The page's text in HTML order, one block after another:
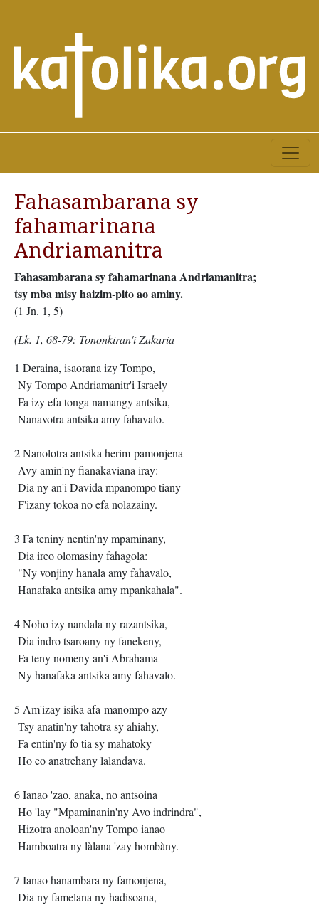
Fahasambarana sy
fahamarinana
Andriamanitra
Fahasambarana sy fahamarinana Andriamanitra;
tsy mba misy haizim-pito ao aminy.
(1 Jn. 1, 5)
(Lk. 1, 68-79: Tononkiran'i Zakaria
1 Deraina, isaorana izy Tompo,
Ny Tompo Andriamanitr'i Israely
Fa izy efa tonga namangy antsika,
Nanavotra antsika amy fahavalo.
2 Nanolotra antsika herim-pamonjena
Avy amin'ny fianakaviana iray:
Dia ny an'i Davida mpanompo tiany
F'izany tokoa no efa nolazainy.
3 Fa teniny nentin'ny mpaminany,
Dia ireo olomasiny fahagola:
"Ny vonjiny hanala amy fahavalo,
Hanafaka antsika amy mpankahala".
4 Noho izy nandala ny razantsika,
Dia indro tsaroany ny fanekeny,
Fa teny nomeny an'i Abrahama
Ny hanafaka antsika amy fahavalo.
5 Am'izay isika afa-manompo azy
Tsy anatin'ny tahotra sy ahiahy,
Fa entin'ny fo tia sy mahatoky
Ho eo anatrehany lalandava.
6 Ianao 'zao, anaka, no antsoina
Ho 'lay "Mpaminanin'ny Avo indrindra",
Hizotra anoloan'ny Tompo ianao
Hamboatra ny làlana 'zay hombàny.
7 Ianao hanambara ny famonjena,
Dia ny famelana ny hadisoana,